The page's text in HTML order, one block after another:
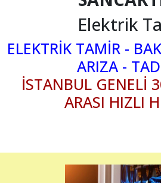
Elektrik
ELEKTRİK TAMİR -
ARIZA -
İSTANBUL GENELİ
ARASI HIZLI